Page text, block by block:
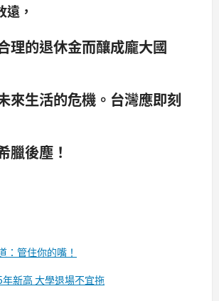
，
理的退休金而釀成龐大國
來生活的危機。台灣應即刻
臘後塵！
：管住你的嘴！
新高 大學退場不宜拖